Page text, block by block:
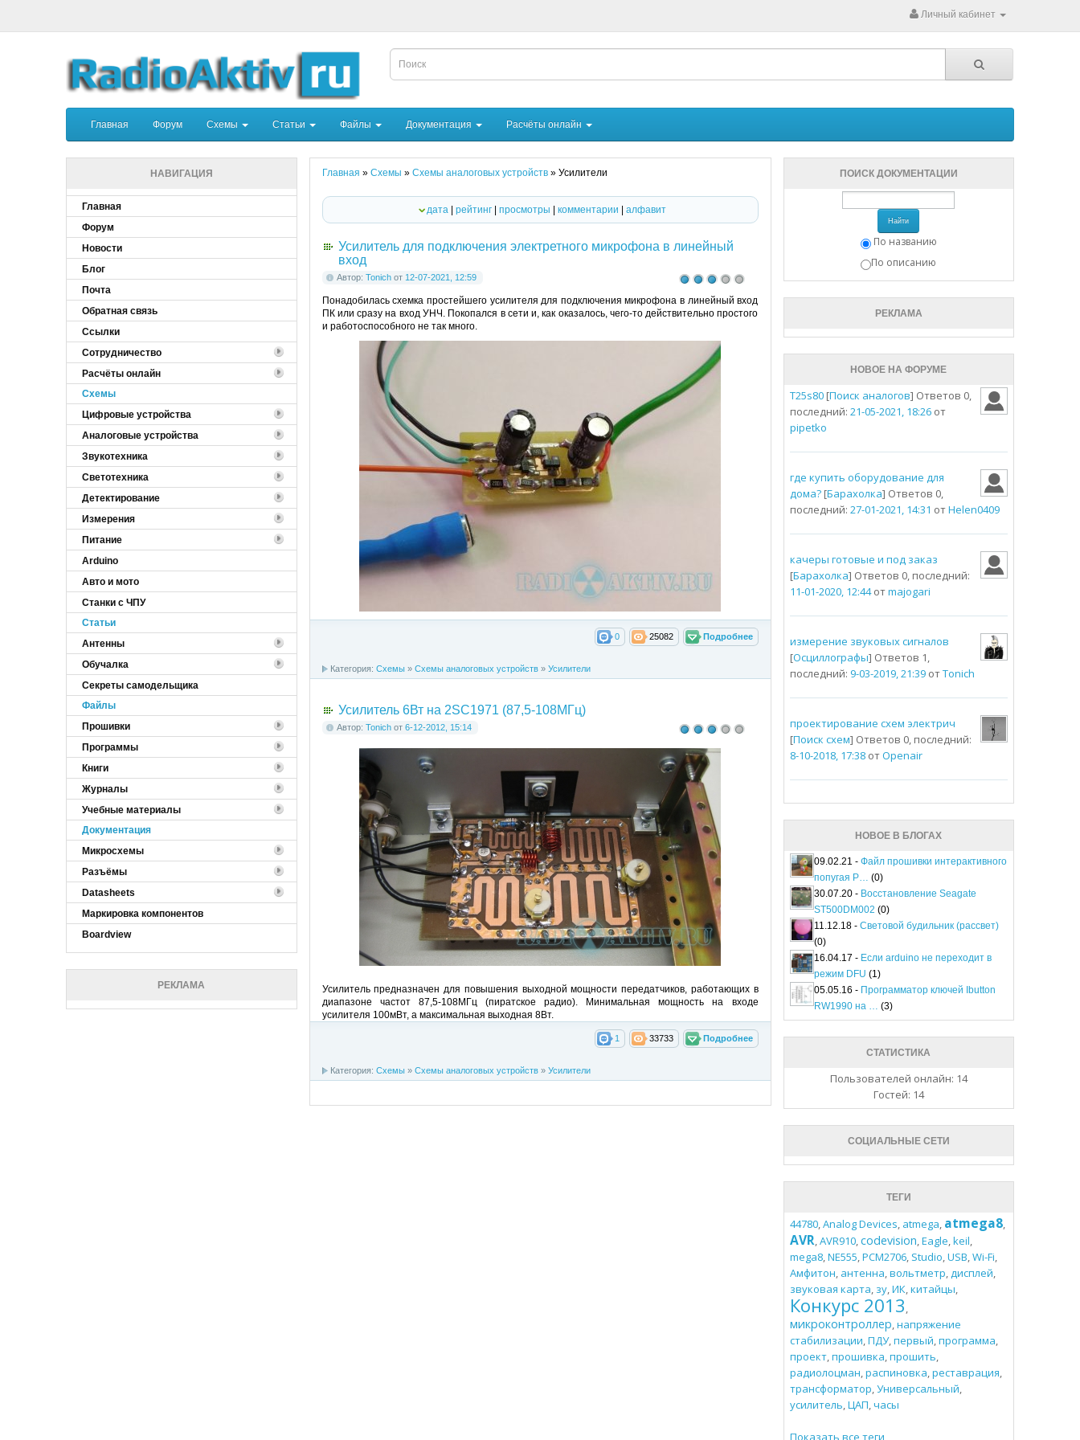
Личный кабинет
Главная Форум Схемы Статьи Файлы Документация Расчёты онлайн
НАВИГАЦИЯ
Главная
Форум
Новости
Блог
Почта
Обратная связь
Ссылки
Сотрудничество
Расчёты онлайн
Cхемы
Цифровые устройства
Аналоговые устройства
Звукотехника
Светотехника
Детектирование
Измерения
Питание
Arduino
Авто и мото
Станки с ЧПУ
Статьи
Антенны
Обучалка
Секреты самодельщика
Файлы
Прошивки
Программы
Книги
Журналы
Учебные материалы
Документация
Микросхемы
Разъёмы
Datasheets
Маркировка компонентов
Boardview
РЕКЛАМА
Главная » Схемы » Схемы аналоговых устройств» Усилители
дата| рейтинг| просмотры комментарии алфавит
Усилитель для подключения электретного микрофона в линейный
вход
Автор: Tonichот 12-07-2021, 12:59
Понадобилась схемка простейшего усилителя для подключения микрофона в линейный вход
ПК или сразу на вход УНЧ. Покопался в сети и, как оказалось, чего-то действительно простого
и работоспособного не так много.
Подробнее
25082
0
Категория: Схемы» Схемы аналоговых устройств» Усилители
Усилитель 6Вт на 2SC1971 (87,5-108МГц)
Автор: Tonichот 6-12-2012, 15:14
Усилитель предназначен для повышения выходной мощности передатчиков, работающих в
диапазоне частот 87,5-108МГц (пиратское радио). Минимальная мощность на входе
усилителя 100мВт, а максимальная выходная 8Вт.
Подробнее
33733
1
Категория: Схемы» Схемы аналоговых устройств» Усилители
ПОИСК ДОКУМЕНТАЦИИ
Найти
По названию
По описанию
РЕКЛАМА
НОВОЕ НА ФОРУМЕ
T25s80[Поиск аналогов] Ответов 0,
последний: 21-05-2021, 18:26от
pipetko
где купить оборудование для
дома?[Барахолка] Ответов 0,
последний: 27-01-2021, 14:31 отHelen0409
качеры готовые и под заказ
[Барахолка] Ответов 0, последний:
11-01-2020, 12:44отmajogari
измерение звуковых сигналов
[Осциллографы] Ответов 1,
последний: 9-03-2019, 21:39отTonich
проектирование схем электрич
[Поиск схем] Ответов 0, последний:
8-10-2018, 17:38отOpenair
НОВОЕ В БЛОГАХ
09.02.21 - Файл прошивки интерактивного
попугая P… (0)
30.07.20 - Восстановление Seagate
ST500DM002 (0)
11.12.18 - Световой будильник (рассвет)
(0)
16.04.17 - Если arduino не переходит в
режим DFU (1)
05.05.16 - Программатор ключей Ibutton
RW1990 на … (3)
СТАТИСТИКА
Пользователей онлайн: 14
Гостей: 14
СОЦИАЛЬНЫЕ СЕТИ
ТЕГИ
44780,Analog Devices, atmega, atmega8,
AVR,AVR910,codevision,Eagle,keil,
mega8,NE555,PCM2706, Studio,USB,Wi-Fi,
Амфитон, антенна,вольтметр,дисплей,
звуковая карта, зу,ИК,китайцы,
Конкурс 2013,
микроконтроллер,напряжение
стабилизации,ПДУ,первый,программа,
проект,прошивка,прошить,
радиолоцман,распиновка,реставрация,
трансформатор,Универсальный,
усилитель,ЦАП,часы